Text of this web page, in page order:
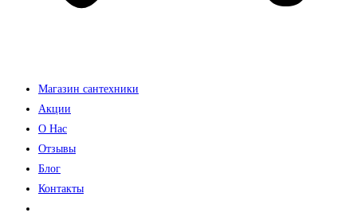
Магазин сантехники
Акции
О Нас
Отзывы
Блог
Контакты